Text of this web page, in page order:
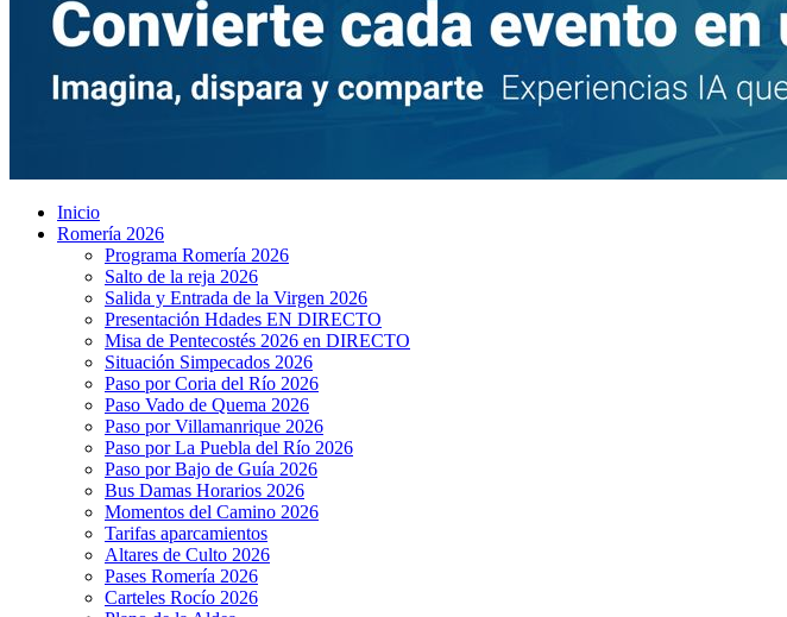
Inicio
Romería 2026
Programa Romería 2026
Salto de la reja 2026
Salida y Entrada de la Virgen 2026
Presentación Hdades EN DIRECTO
Misa de Pentecostés 2026 en DIRECTO
Situación Simpecados 2026
Paso por Coria del Río 2026
Paso Vado de Quema 2026
Paso por Villamanrique 2026
Paso por La Puebla del Río 2026
Paso por Bajo de Guía 2026
Bus Damas Horarios 2026
Momentos del Camino 2026
Tarifas aparcamientos
Altares de Culto 2026
Pases Romería 2026
Carteles Rocío 2026